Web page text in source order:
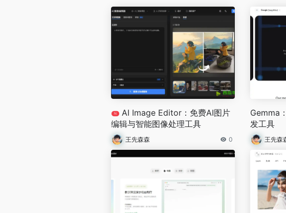
N
AI Image Editor：免费AI图片
编辑与智能图像处理工具
王先森森 0
Gemma
发工具
王先森